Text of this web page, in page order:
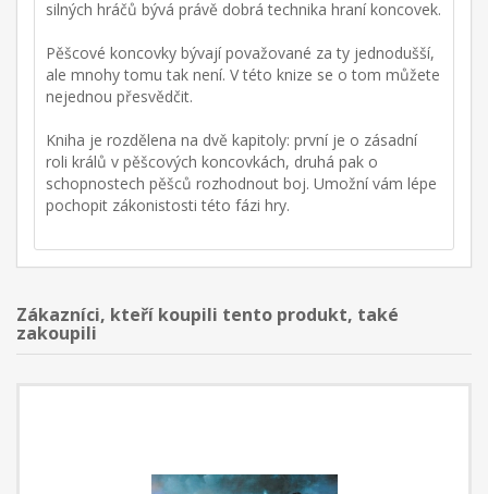
silných hráčů bývá právě dobrá technika hraní koncovek.
Pěšcové koncovky bývají považované za ty jednodušší,
ale mnohy tomu tak není. V této knize se o tom můžete
nejednou přesvědčit.
Kniha je rozdělena na dvě kapitoly: první je o zásadní
roli králů v pěšcových koncovkách, druhá pak o
schopnostech pěšců rozhodnout boj. Umožní vám lépe
pochopit zákonistosti této fázi hry.
Zákazníci, kteří koupili tento produkt, také
zakoupili